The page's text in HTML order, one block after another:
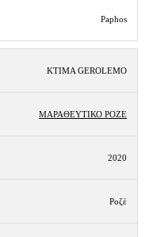
Paphos
KTIMA GEROLEMO
ΜΑΡΑΘΕΥΤΙΚΟ ΡΟΖΕ
2020
Ροζέ